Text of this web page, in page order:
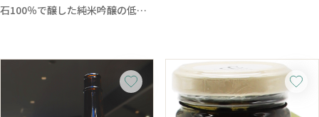
石100％で醸した純米吟醸の低ア
な旨味、そして美しい酸が全体を
綺麗にまとめ上げ後味サッパリと
キレていきます。軽やかでありな
に含むと、みずみずしい果実感と
透明感ある旨味が広がり、後半は
やや辛口にキレていく軽快な仕上
がり。